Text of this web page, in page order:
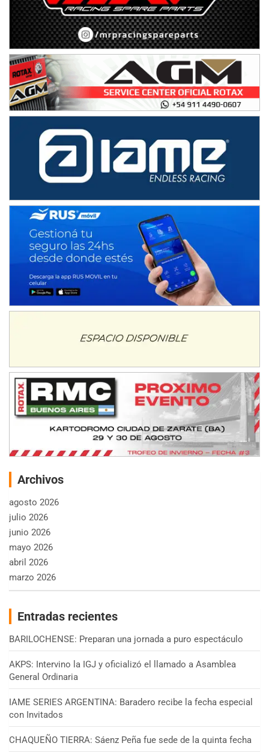
Archivos
agosto 2026
julio 2026
junio 2026
mayo 2026
abril 2026
marzo 2026
Entradas recientes
BARILOCHENSE: Preparan una jornada a puro espectáculo
AKPS: Intervino la IGJ y oficializó el llamado a Asamblea
General Ordinaria
IAME SERIES ARGENTINA: Baradero recibe la fecha especial
con Invitados
CHAQUEÑO TIERRA: Sáenz Peña fue sede de la quinta fecha